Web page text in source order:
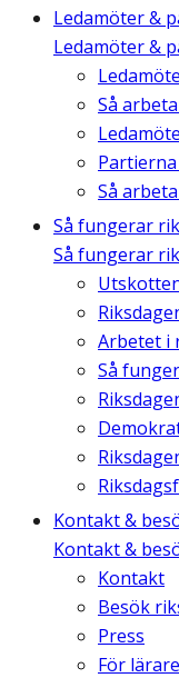
Ledamöter &
Ledamöter &
Så
Så
Så fungerar
Så fungerar
Arbetet i
Så
Kontakt &
Kontakt &
Kontakt
Besök
Press
För lärare